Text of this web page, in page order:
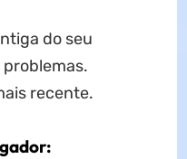
do seu
recente.